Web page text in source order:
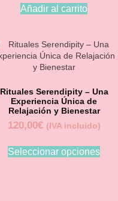
Añadir al carrito
Rituales Serendipity – Una
Experiencia Única de
Relajación y Bienestar
120,00€ (IVA incluido)
Seleccionar opciones